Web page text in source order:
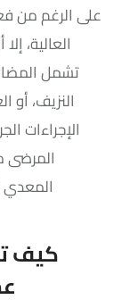
العالية،
تشمل
النزيف،
الإجراءات
المرضى
كيف